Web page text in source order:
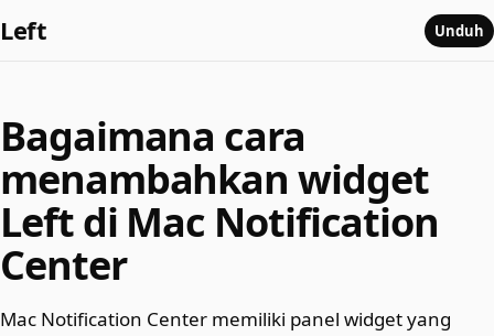
Left Unduh
Bagaimana cara
menambahkan widget
Left di Mac Notification
Center
Mac Notification Center memiliki panel widget yang